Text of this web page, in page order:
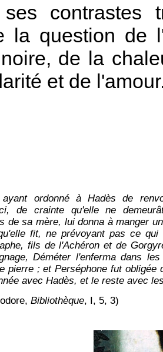
contrastes
la question de
de la
et de
ordonné à Hadès de
de crainte qu'elle ne
de sa mère, lui donna à manger
fit, ne prévoyant pas ce qui
fils de l'Achéron et de
Déméter l'enferma dans
pierre ; et Perséphone fut obligée
avec Hadès, et le reste avec
Bibliothèque, I, 5, 3)